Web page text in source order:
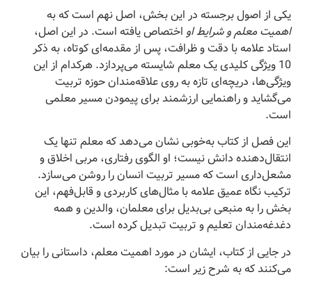
یکی از اصول برجسته در این بخش، اصل نهم است که به
اهمیت معلم و شرایط او اختصاص یافته است. در این اصل،
استاد علامه با دقت و ظرافت، پس از مقدمه‌ای کوتاه، به ذکر
10 ویژگی کلیدی یک معلم شایسته می‌پردازد. هرکدام از این
ویژگی‌ها، دریچه‌ای تازه به روی علاقه‌مندان حوزه تربیت
می‌گشاید و راهنمایی ارزشمند برای پیمودن مسیر معلمی
است.
این فصل از کتاب به‌خوبی نشان می‌دهد که معلم تنها یک
انتقال‌دهنده دانش نیست؛ او الگوی رفتاری، مربی اخلاق و
مشعل‌داری است که مسیر تربیت انسان را روشن می‌سازد.
ترکیب نگاه عمیق علامه با مثال‌های کاربردی و قابل‌فهم، این
بخش را به منبعی بی‌بدیل برای معلمان، والدین و همه
دغدغه‌مندان تعلیم و تربیت تبدیل کرده است.
در جایی از کتاب، ایشان در مورد اهمیت معلم، داستانی را بیان
می‌کنند که به شرح زیر است: